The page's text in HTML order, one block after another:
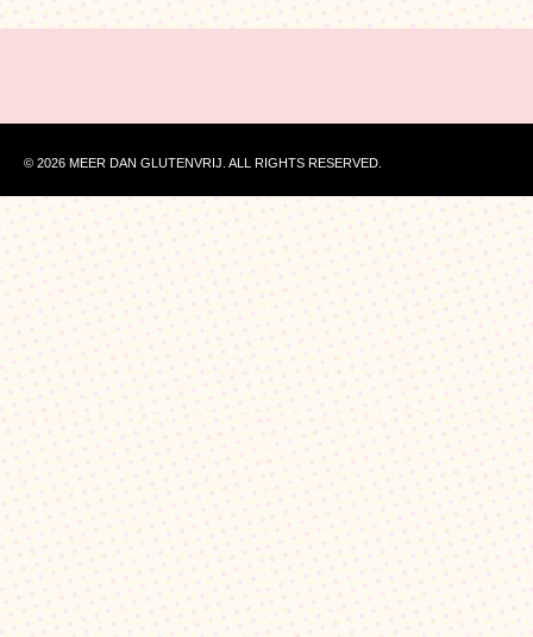
© 2026 MEER DAN GLUTENVRIJ. ALL RIGHTS RESERVED.